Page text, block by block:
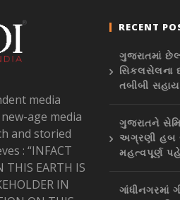
media
age media
and storied
: “INFACT
THIS EARTH IS
IN
RECENT
ગુજરાતમાં
સિકલસેલના
તબીબી
ગુજરાતને
અગ્રણી હબ
મહત્વપૂર્ણ
ગાંધીનગરમાં